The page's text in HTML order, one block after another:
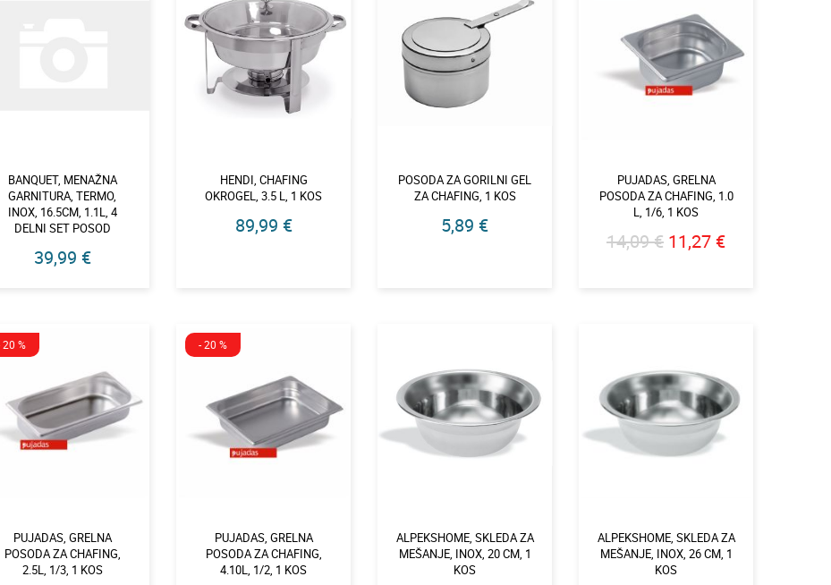
BANQUET, MENAŽNA
GARNITURA, TERMO,
INOX, 16.5CM, 1.1L, 4
DELNI SET POSOD
39,99 €
HENDI, CHAFING
OKROGEL, 3.5 L, 1 KOS
89,99 €
POSODA ZA GORILNI GEL
ZA CHAFING, 1 KOS
5,89 €
PUJADAS, GRELNA
POSODA ZA CHAFING, 1.0
L, 1/6, 1 KOS
14,09 € 11,27 €
20 %
PUJADAS, GRELNA
POSODA ZA CHAFING,
2.5L, 1/3, 1 KOS
- 20 %
PUJADAS, GRELNA
POSODA ZA CHAFING,
4.10L, 1/2, 1 KOS
ALPEKSHOME, SKLEDA ZA
MEŠANJE, INOX, 20 CM, 1
KOS
ALPEKSHOME, SKLEDA ZA
MEŠANJE, INOX, 26 CM, 1
KOS